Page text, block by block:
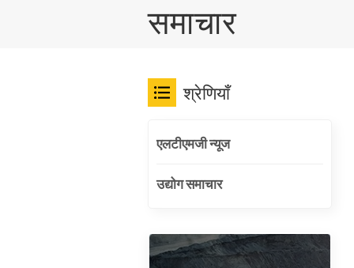
समाचार
श्रेणियाँ
एलटीएमजी न्यूज
उद्योग समाचार